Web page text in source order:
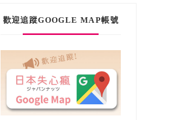
歡迎追蹤GOOGLE MAP帳號